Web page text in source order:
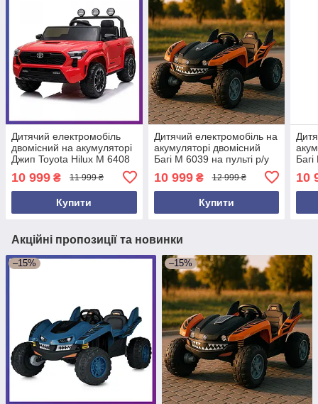
Дитячий електромобіль
двомісний на акумуляторі
Джип Toyota Hilux M 6408
з пультом радіокерування
для дітей 3-8 років
Червоний
10 999 ₴ 11 999 ₴
Купити
Дитячий електромобіль на
акумуляторі двомісний
Багі M 6039 на пульті р/у
для дітей від 3 до 8 років
Жовтогарячий
10 999₴ 12 999 ₴
Купити
10
Акційні пропозиції та новинки
–15% –15%